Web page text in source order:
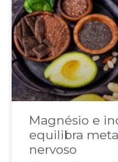
Magnésio e
equilibra
nervoso